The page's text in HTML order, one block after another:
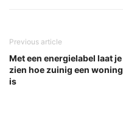
Previous article
Met een energielabel laat je
zien hoe zuinig een woning
is